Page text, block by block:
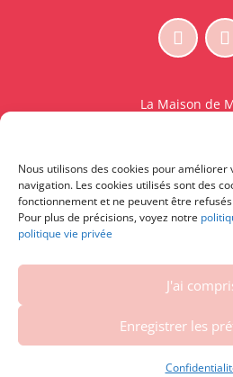
Nous utilisons des cookies pour
navigation. Les cookies utilisés sont des
fonctionnement et ne peuvent être
Pour plus de précisions, voyez notre
politique vie privée
J'ai
Enregistrer les
La Maison de
BE
© La Maison de Malou – TDM
écrit préalable |
interdit.
Conditions
rétractation| Powered by